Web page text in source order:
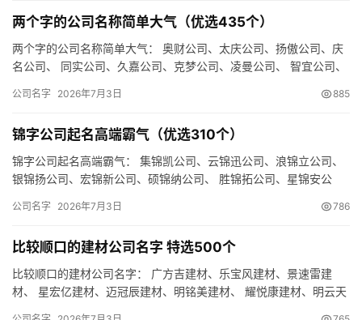
两个字的公司名称简单大气（优选435个）
两个字的公司名称简单大气： 奥财公司、太庆公司、扬傲公司、庆
名公司、 同实公司、久嘉公司、克梦公司、凌曼公司、 智宜公司、
公司名字 2026年7月3日 885
锦字公司起名高端霸气（优选310个）
锦字公司起名高端霸气： 集锦凯公司、云锦迅公司、浪锦立公司、
银锦扬公司、宏锦新公司、硕锦纳公司、 胜锦拓公司、星锦安公
公司名字 2026年7月3日 786
比较顺口的建材公司名字 特选500个
比较顺口的建材公司名字： 广方吉建材、乐宝风建材、景速雷建
材、 星宏亿建材、迈冠辰建材、明铭美建材、 耀悦康建材、明云天